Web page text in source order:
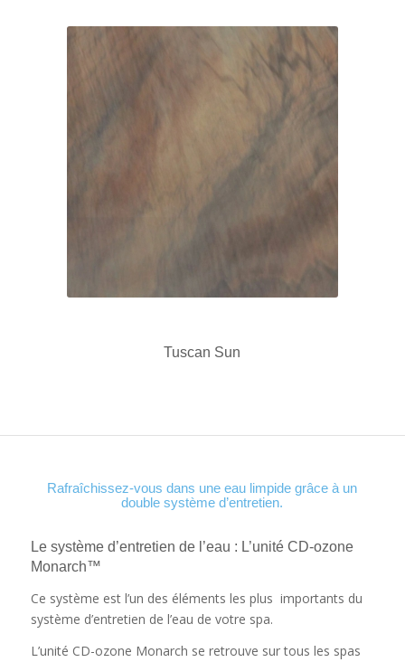
Tuscan Sun
Rafraîchissez-vous dans une eau limpide grâce à un
double système d’entretien.
Le système d’entretien de l’eau : L’unité CD-ozone
Monarch™
Ce système est l’un des éléments les plus importants du
système d’entretien de l’eau de votre spa.
L’unité CD-ozone Monarch se retrouve sur tous les spas